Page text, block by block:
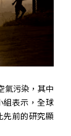
氣污染，其中
組表示，全球
前的研究顯